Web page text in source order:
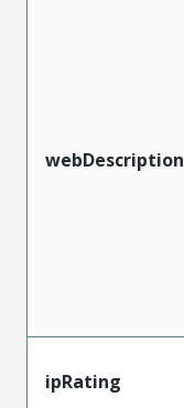
webDescription
ipRating